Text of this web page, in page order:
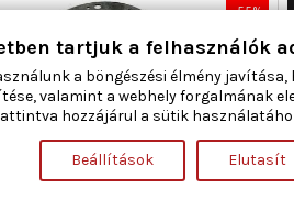
-55%
tartjuk a felhasználók
a böngészési élmény
valamint a webhely forgalmának
hozzájárul a sütik
Beállítások Elutasít